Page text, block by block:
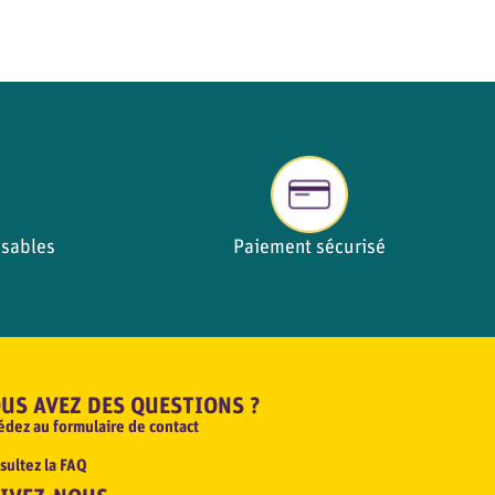
Paiement sécurisé
AVEZ DES QUESTIONS ?
au formulaire de contact
la FAQ